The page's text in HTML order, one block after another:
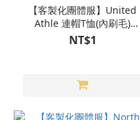
【客製化團體服】United
Athle 連帽T恤(內刷毛)
3561801
NT$1